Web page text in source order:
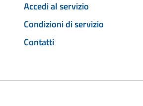
Accedi al servizio
Condizioni di servizio
Contatti